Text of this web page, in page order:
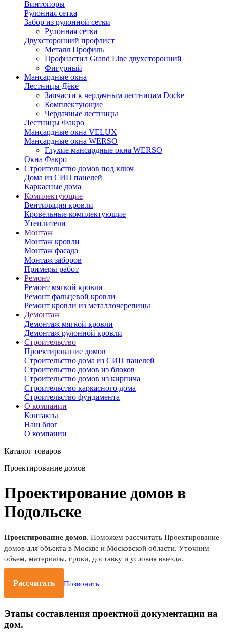
Винтопоры
Рулонная сетка
Забор из рулонной сетки
Рулонная сетка
Двухсторонний профлист
Металл Профиль
Профнастил Grand Line двухсторонний
Фигурный
Мансардные окна
Лестницы Дёке
Запчасти к чердачным лестницам Docke
Комплектующие
Чердачные лестницы
Лестницы Факро
Мансардные окна VELUX
Мансардные окна WERSO
Глухие мансардные окна WERSO
Окна Факро
Строительство домов под ключ
Дома из СИП панелей
Каркасные дома
Комплектующие
Вентиляция кровли
Кровельные комплектующие
Утеплители
Монтаж
Монтаж кровли
Монтаж фасада
Монтаж заборов
Примеры работ
Ремонт
Ремонт мягкой кровли
Ремонт фальцевой кровли
Ремонт кровли из металлочерепицы
Демонтаж
Демонтаж мягкой кровли
Демонтаж рулонной кровли
Строительство
Проектирование домов
Строительство дома из СИП панелей
Строительство домов из блоков
Строительство домов из кирпича
Строительство каркасного дома
Строительство фундамента
О компании
Контакты
Наш блог
О компании
Каталог товаров
Проектирование домов
Проектирование домов в
Подольске
Проектирование домов. Поможем рассчитать Проектирование
домов для объекта в Москве и Московской области. Уточним
объем, материалы, сроки, доставку и условия выезда.
Рассчитать Позвонить
Этапы составления проектной документации на
дом.